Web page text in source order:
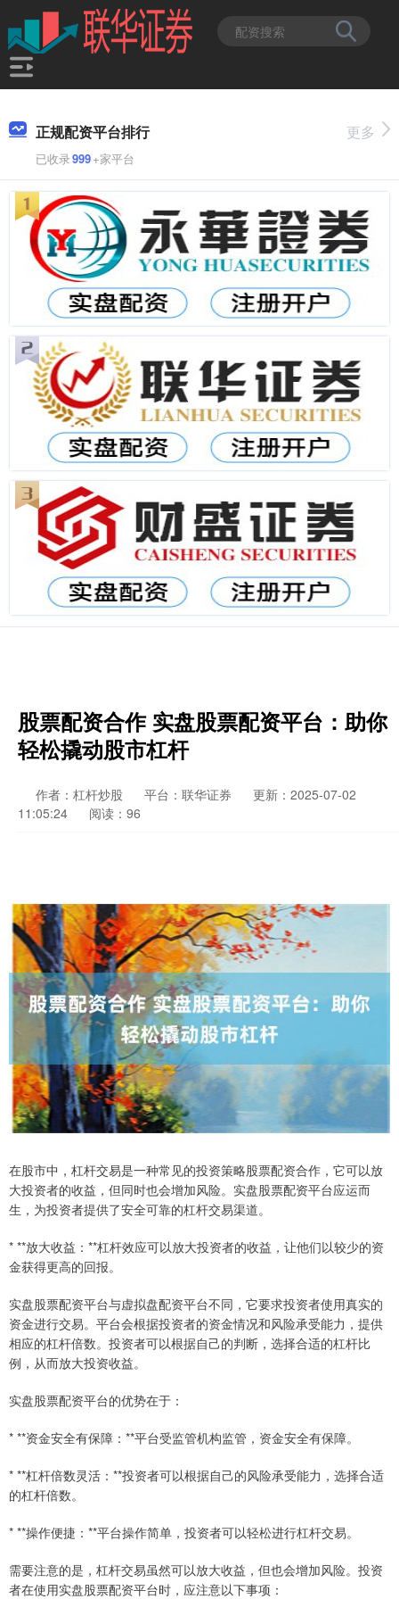
正规配资平台排行
已收录999+家平台
更多
股票配资合作 实盘股票配资平台：助你
轻松撬动股市杠杆
作者：杠杆炒股 平台：联华证券
更新：2025-07-02
11:05:24
阅读：96
在股市中，杠杆交易是一种常见的投资策略股票配资合作，它可以放
大投资者的收益，但同时也会增加风险。实盘股票配资平台应运而
生，为投资者提供了安全可靠的杠杆交易渠道。
* **放大收益：**杠杆效应可以放大投资者的收益，让他们以较少的资
金获得更高的回报。
实盘股票配资平台与虚拟盘配资平台不同，它要求投资者使用真实的
资金进行交易。平台会根据投资者的资金情况和风险承受能力，提供
相应的杠杆倍数。投资者可以根据自己的判断，选择合适的杠杆比
例，从而放大投资收益。
实盘股票配资平台的优势在于：
* **资金安全有保障：**平台受监管机构监管，资金安全有保障。
* **杠杆倍数灵活：**投资者可以根据自己的风险承受能力，选择合适
的杠杆倍数。
* **操作便捷：**平台操作简单，投资者可以轻松进行杠杆交易。
需要注意的是，杠杆交易虽然可以放大收益，但也会增加风险。投资
者在使用实盘股票配资平台时，应注意以下事项：